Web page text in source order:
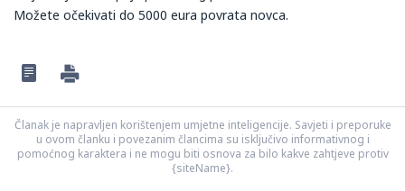
Možete očekivati do 5000 eura povrata novca.
Članak je napravljen korištenjem umjetne inteligencije. Savjeti i preporuke
u ovom članku i povezanim člancima su isključivo informativnog i
pomoćnog karaktera i ne mogu biti osnova za bilo kakve zahtjeve protiv
{siteName}.